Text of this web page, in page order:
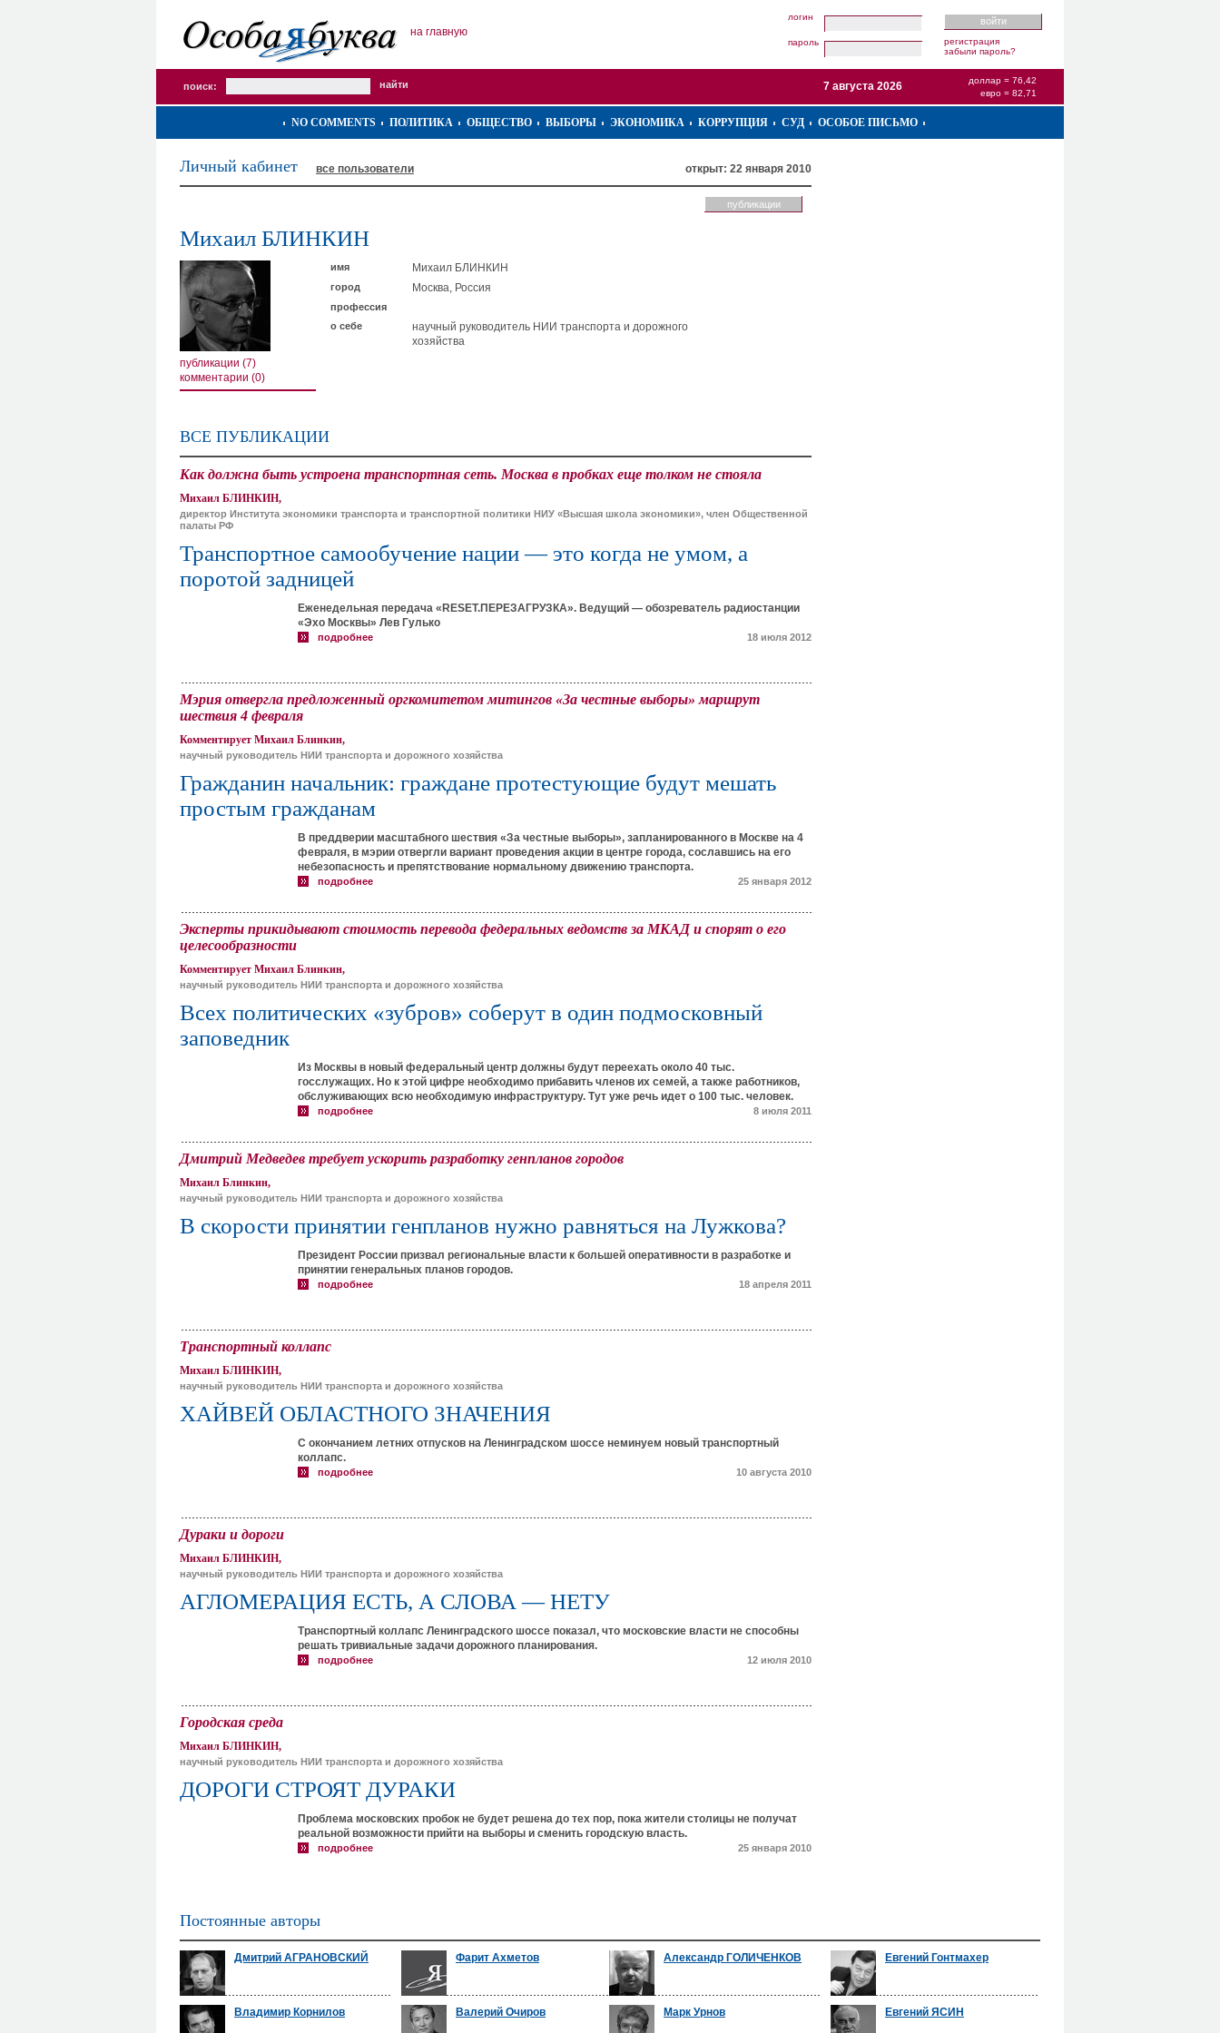
на главную
логин
пароль
регистрация
забыли пароль?
поиск:
доллар = 76,42
евро = 82,71
7 августа 2026
NO COMMENTS ПОЛИТИКА ОБЩЕСТВО ВЫБОРЫ ЭКОНОМИКА КОРРУПЦИЯ СУД ОСОБОЕ ПИСЬМО
открыт: 22 января 2010
Личный кабинет все пользователи
публикации
Михаил БЛИНКИН
публикации (7)
комментарии (0)
имя Михаил БЛИНКИН
город Москва, Россия
профессия
о себе
научный руководитель НИИ транспорта и дорожного
хозяйства
ВСЕ ПУБЛИКАЦИИ
Как должна быть устроена транспортная сеть. Москва в пробках еще толком не стояла
Михаил БЛИНКИН,
директор Института экономики транспорта и транспортной политики НИУ «Высшая школа экономики», член Общественной
палаты РФ
Транспортное самообучение нации — это когда не умом, а
поротой задницей
Еженедельная передача «RESET.ПЕРЕЗАГРУЗКА». Ведущий — обозреватель радиостанции
«Эхо Москвы» Лев Гулько
подробнее 18 июля 2012
Мэрия отвергла предложенный оргкомитетом митингов «За честные выборы» маршрут
шествия 4 февраля
Комментирует Михаил Блинкин,
научный руководитель НИИ транспорта и дорожного хозяйства
Гражданин начальник: граждане протестующие будут мешать
простым гражданам
В преддверии масштабного шествия «За честные выборы», запланированного в Москве на 4
февраля, в мэрии отвергли вариант проведения акции в центре города, сославшись на его
небезопасность и препятствование нормальному движению транспорта.
подробнее 25 января 2012
Эксперты прикидывают стоимость перевода федеральных ведомств за МКАД и спорят о его
целесообразности
Комментирует Михаил Блинкин,
научный руководитель НИИ транспорта и дорожного хозяйства
Всех политических «зубров» соберут в один подмосковный
заповедник
Из Москвы в новый федеральный центр должны будут переехать около 40 тыс.
госслужащих. Но к этой цифре необходимо прибавить членов их семей, а также работников,
обслуживающих всю необходимую инфраструктуру. Тут уже речь идет о 100 тыс. человек.
подробнее 8 июля 2011
Дмитрий Медведев требует ускорить разработку генпланов городов
Михаил Блинкин,
научный руководитель НИИ транспорта и дорожного хозяйства
В скорости принятии генпланов нужно равняться на Лужкова?
Президент России призвал региональные власти к большей оперативности в разработке и
принятии генеральных планов городов.
подробнее 18 апреля 2011
Транспортный коллапс
Михаил БЛИНКИН,
научный руководитель НИИ транспорта и дорожного хозяйства
ХАЙВЕЙ ОБЛАСТНОГО ЗНАЧЕНИЯ
С окончанием летних отпусков на Ленинградском шоссе неминуем новый транспортный
коллапс.
подробнее 10 августа 2010
Дураки и дороги
Михаил БЛИНКИН,
научный руководитель НИИ транспорта и дорожного хозяйства
АГЛОМЕРАЦИЯ ЕСТЬ, А СЛОВА — НЕТУ
Транспортный коллапс Ленинградского шоссе показал, что московские власти не способны
решать тривиальные задачи дорожного планирования.
подробнее 12 июля 2010
Городская среда
Михаил БЛИНКИН,
научный руководитель НИИ транспорта и дорожного хозяйства
ДОРОГИ СТРОЯТ ДУРАКИ
Проблема московских пробок не будет решена до тех пор, пока жители столицы не получат
реальной возможности прийти на выборы и сменить городскую власть.
подробнее 25 января 2010
Постоянные авторы
Дмитрий АГРАНОВСКИЙ Фарит Ахметов Александр ГОЛИЧЕНКОВ Евгений Гонтмахер
Владимир Корнилов Валерий Очиров Марк Урнов Евгений ЯСИН